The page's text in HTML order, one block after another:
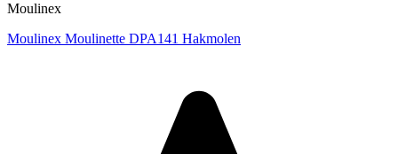
Moulinex
Moulinex Moulinette DPA141 Hakmolen